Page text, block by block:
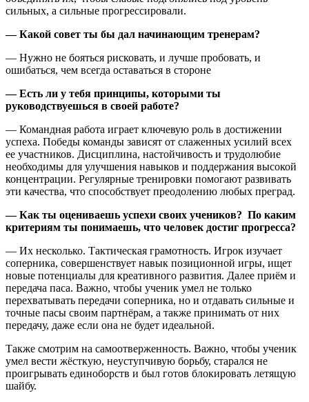
сильных, а сильные прогрессировали.
— Какой совет ты бы дал начинающим тренерам?
— Нужно не бояться рисковать, и лучше пробовать, и
ошибаться, чем всегда оставаться в стороне
— Есть ли у тебя принципы, которыми ты
руководствуешься в своей работе?
— Командная работа играет ключевую роль в достижении
успеха. Победы команды зависят от слаженных усилий всех
ее участников. Дисциплина, настойчивость и трудолюбие
необходимы для улучшения навыков и поддержания высокой
концентрации. Регулярные тренировки помогают развивать
эти качества, что способствует преодолению любых преград.
— Как ты оцениваешь успехи своих учеников? По каким
критериям ты понимаешь, что человек достиг прогресса?
— Их несколько. Тактическая грамотность. Игрок изучает
соперника, совершенствует навык позиционной игры, ищет
новые потенциалы для креативного развития. Далее приём и
передача паса. Важно, чтобы ученик умел не только
перехватывать передачи соперника, но и отдавать сильные и
точные пасы своим партнёрам, а также принимать от них
передачу, даже если она не будет идеальной.
Также смотрим на самоотверженность. Важно, чтобы ученик
умел вести жёсткую, неуступчивую борьбу, старался не
проигрывать единоборств и был готов блокировать летящую
шайбу.